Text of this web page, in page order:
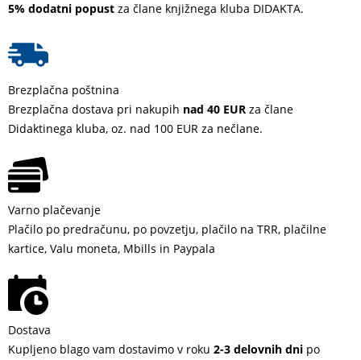
5% dodatni popust za člane knjižnega kluba DIDAKTA.
Brezplačna poštnina
Brezplačna dostava pri nakupih nad 40 EUR za člane
Didaktinega kluba, oz. nad 100 EUR za nečlane.
Varno plačevanje
Plačilo po predračunu, po povzetju, plačilo na TRR, plačilne
kartice, Valu moneta, Mbills in Paypala
Dostava
Kupljeno blago vam dostavimo v roku 2-3 delovnih dni po